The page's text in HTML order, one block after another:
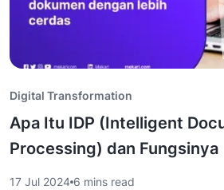
Digital Transformation
Apa Itu IDP (Intelligent
Processing) dan Fungsinya
17 Jul 2024 6 mins read